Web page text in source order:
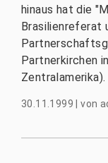
hinaus hat die
Brasilienreferat
Partnerkirchen
Zentralamerika).
30.11.1999 |von